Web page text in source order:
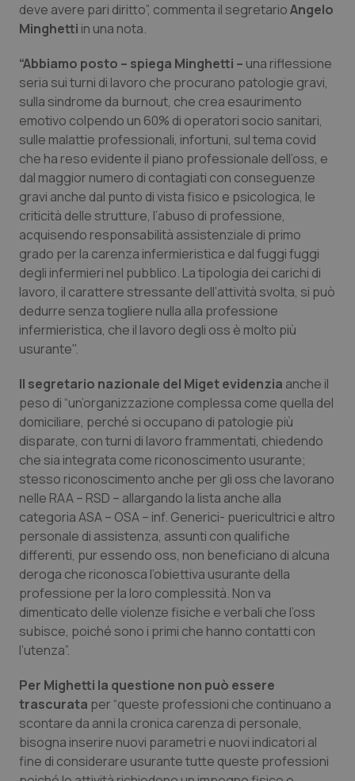
Marche
Molise
Piemonte
Provincia Autonoma di Bolzano
Provincia Autonoma di Trento
Puglia
Sardegna
Sicilia
Toscana
Umbria
Valle D’Aosta
Veneto
Donna & Salute
Epatiti
HIV
Infezioni & Febbre
Ipertensione & Scompenso
Malattie rare
Malattia di Crohn & Rettocolite Ulcerosa
Neuroscienze & patologie neurodegenerative
Obesità
Oftalmologia
Oncodermatologia
Oncoematologia
Oncologia & Nutrizione
Psoriasi & pelle
Quotidiano Cardiologia
Quotidiano Chirurgia
Quotidiano Oncologia
Quotidiano Pediatria
Rene & patologie urogenitali
deve avere pari diritto”, commenta il segretarioAngelo
Minghetti in una nota.
“Abbiamo posto – spiega Minghetti – una riflessione
seria sui turni di lavoro che procurano patologie gravi,
sulla sindrome da burnout, che crea esaurimento
emotivo colpendo un 60% di operatori socio sanitari,
sulle malattie professionali, infortuni, sul tema covid
che ha reso evidente il piano professionale dell’oss, e
dal maggior numero di contagiati con conseguenze
gravi anche dal punto di vista fisico e psicologica, le
criticità delle strutture, l’abuso di professione,
acquisendo responsabilità assistenziale di primo
grado per la carenza infermieristica e dal fuggi fuggi
degli infermieri nel pubblico. La tipologia dei carichi di
lavoro, il carattere stressante dell’attività svolta, si può
dedurre senza togliere nulla alla professione
infermieristica, che il lavoro degli oss è molto più
usurante".
Il segretario nazionale del Miget evidenzia anche il
peso di “un’organizzazione complessa come quella del
domiciliare, perché si occupano di patologie più
disparate, con turni di lavoro frammentati, chiedendo
che sia integrata come riconoscimento usurante;
stesso riconoscimento anche per gli oss che lavorano
nelle RAA – RSD – allargando la lista anche alla
categoria ASA – OSA – inf. Generici- puericultrici e altro
personale di assistenza, assunti con qualifiche
differenti, pur essendo oss, non beneficiano di alcuna
deroga che riconosca l’obiettiva usurante della
professione per la loro complessità. Non va
dimenticato delle violenze fisiche e verbali che l’oss
subisce, poiché sono i primi che hanno contatti con
l’utenza”.
Per Mighetti la questione non può essere
trascurata per “queste professioni che continuano a
scontare da anni la cronica carenza di personale,
bisogna inserire nuovi parametri e nuovi indicatori al
fine di considerare usurante tutte queste professioni